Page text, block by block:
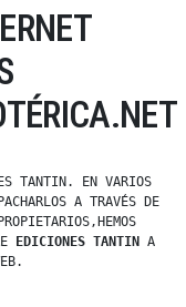
TANTIN. EN VARIOS
A TRAVÉS DE
EDICIONES TANTIN
A